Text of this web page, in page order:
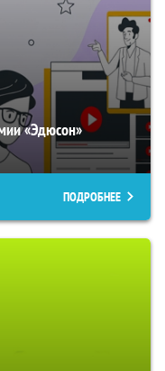
«Эдюсон»
ПОДРОБНЕЕ